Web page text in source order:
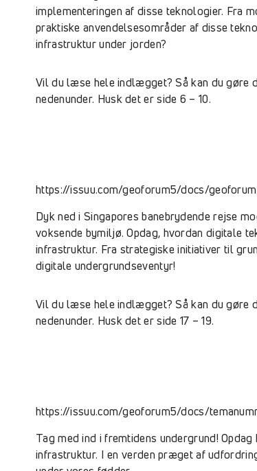
implementeringen af disse teknologier. Fra
praktiske anvendelsesområder af disse
infrastruktur under jorden?
Vil du læse hele indlægget? Så kan du gøre
nedenunder. Husk det er side 6 – 10.
https://issuu.com/geoforum5/docs/
Dyk ned i Singapores banebrydende rejse
voksende bymiljø. Opdag, hvordan digitale
infrastruktur. Fra strategiske initiativer til
digitale undergrundseventyr!
Vil du læse hele indlægget? Så kan du gøre
nedenunder. Husk det er side 17 – 19.
https://issuu.com/geoforum5/docs/
Tag med ind i fremtidens undergrund!
infrastruktur. I en verden præget af